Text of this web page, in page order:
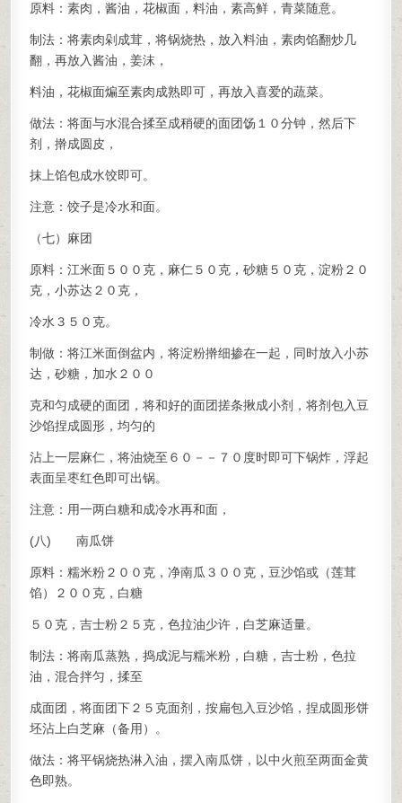
原料：素肉，酱油，花椒面，料油，素高鲜，青菜随意。
制法：将素肉剁成茸，将锅烧热，放入料油，素肉馅翻炒几
翻，再放入酱油，姜沫，
料油，花椒面煸至素肉成熟即可，再放入喜爱的蔬菜。
做法：将面与水混合揉至成稍硬的面团饧１０分钟，然后下
剂，擀成圆皮，
抹上馅包成水饺即可。
注意：饺子是冷水和面。
（七）麻团
原料：江米面５００克，麻仁５０克，砂糖５０克，淀粉２０
克，小苏达２０克，
冷水３５０克。
制做：将江米面倒盆内，将淀粉擀细掺在一起，同时放入小苏
达，砂糖，加水２００
克和匀成硬的面团，将和好的面团搓条揪成小剂，将剂包入豆
沙馅捏成圆形，均匀的
沾上一层麻仁，将油烧至６０－－７０度时即可下锅炸，浮起
表面呈枣红色即可出锅。
注意：用一两白糖和成冷水再和面，
(八) 南瓜饼
原料：糯米粉２００克，净南瓜３００克，豆沙馅或（莲茸
馅）２００克，白糖
５０克，吉士粉２５克，色拉油少许，白芝麻适量。
制法：将南瓜蒸熟，捣成泥与糯米粉，白糖，吉士粉，色拉
油，混合拌匀，揉至
成面团，将面团下２５克面剂，按扁包入豆沙馅，捏成圆形饼
坯沾上白芝麻（备用）。
做法：将平锅烧热淋入油，摆入南瓜饼，以中火煎至两面金黄
色即熟。